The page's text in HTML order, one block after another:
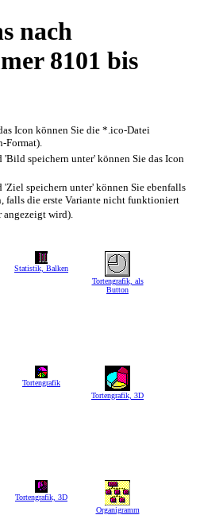
nach
8101 bis
Icon können Sie die *.ico-Datei
Format).
speichern unter' können Sie das Icon
speichern unter' können Sie ebenfalls
falls die erste Variante nicht funktioniert
angezeigt wird).
Statistik, Balken
Tortengrafik, als
Button
Tortengrafik
Tortengrafik, 3D
Tortengrafik, 3D
Organigramm